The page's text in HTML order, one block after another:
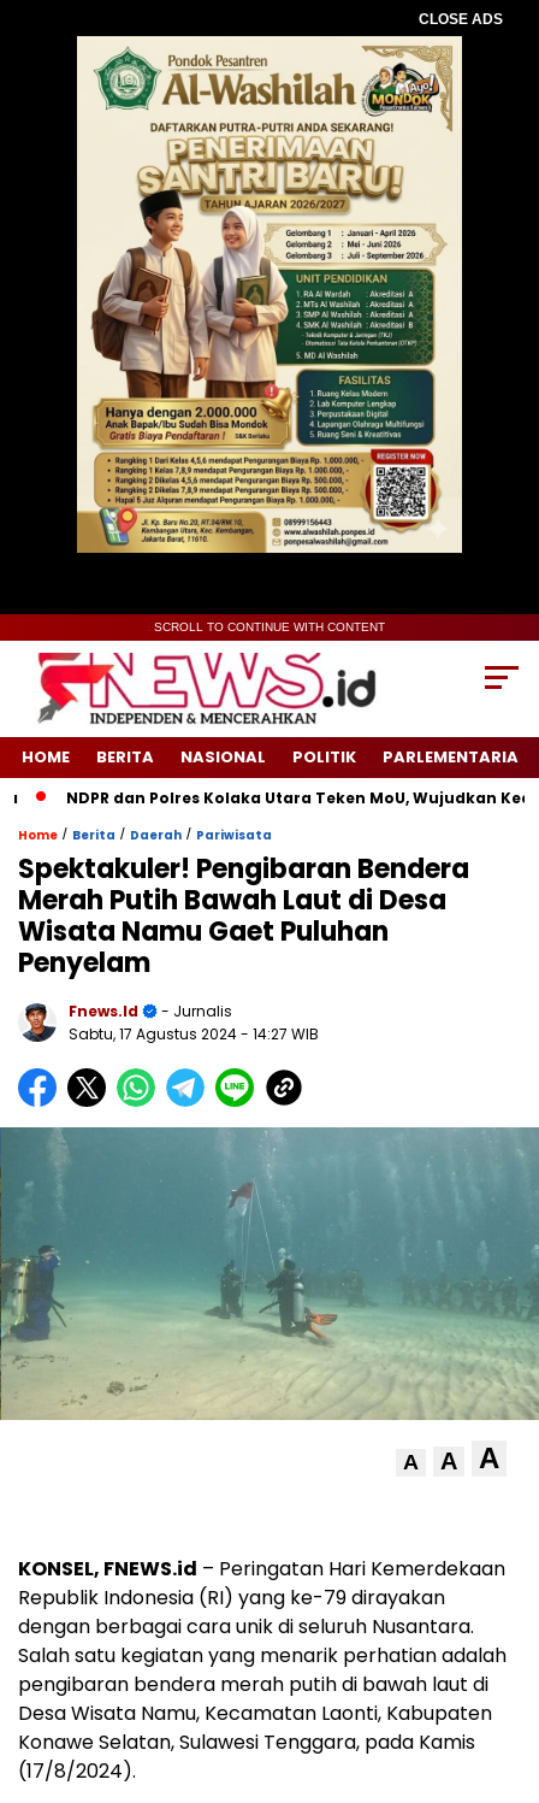
CLOSE ADS
SCROLL TO CONTINUE WITH CONTENT
HOME BERITA NASIONAL POLITIK PARLEMENTARIA
NDPR dan Polres Kolaka Utara Teken MoU, Wujudkan
Home / Berita / Daerah / Pariwisata
Spektakuler! Pengibaran Bendera
Merah Putih Bawah Laut di Desa
Wisata Namu Gaet Puluhan
Penyelam
Fnews.id
- Jurnalis
Sabtu, 17 Agustus 2024- 14:27 WIB
A A A
KONSEL, FNEWS.id – Peringatan Hari Kemerdekaan
Republik Indonesia (RI) yang ke-79 dirayakan
dengan berbagai cara unik di seluruh Nusantara.
Salah satu kegiatan yang menarik perhatian adalah
pengibaran bendera merah putih di bawah laut di
Desa Wisata Namu, Kecamatan Laonti, Kabupaten
Konawe Selatan, Sulawesi Tenggara, pada Kamis
(17/8/2024).